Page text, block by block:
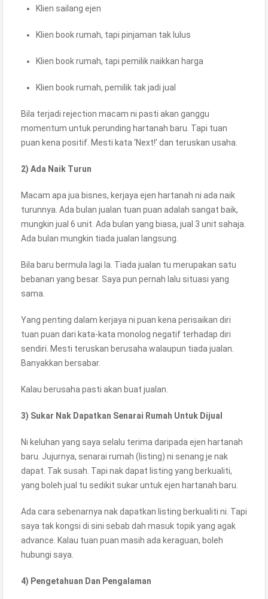
Klien sailang ejen
Klien book rumah, tapi pinjaman tak lulus
Klien book rumah, tapi pemilik naikkan harga
Klien book rumah, pemilik tak jadi jual
Bila terjadi rejection macam ni pasti akan ganggu
momentum untuk perunding hartanah baru. Tapi tuan
puan kena positif. Mesti kata ‘Next!’ dan teruskan usaha.
2) Ada Naik Turun
Macam apa jua bisnes, kerjaya ejen hartanah ni ada naik
turunnya. Ada bulan jualan tuan puan adalah sangat baik,
mungkin jual 6 unit. Ada bulan yang biasa, jual 3 unit sahaja.
Ada bulan mungkin tiada jualan langsung.
Bila baru bermula lagi la. Tiada jualan tu merupakan satu
bebanan yang besar. Saya pun pernah lalu situasi yang
sama.
Yang penting dalam kerjaya ni puan kena perisaikan diri
tuan puan dari kata-kata monolog negatif terhadap diri
sendiri. Mesti teruskan berusaha walaupun tiada jualan.
Banyakkan bersabar.
Kalau berusaha pasti akan buat jualan.
3) Sukar Nak Dapatkan Senarai Rumah Untuk Dijual
Ni keluhan yang saya selalu terima daripada ejen hartanah
baru. Jujurnya, senarai rumah (listing) ni senang je nak
dapat. Tak susah. Tapi nak dapat listing yang berkualiti,
yang boleh jual tu sedikit sukar untuk ejen hartanah baru.
Ada cara sebenarnya nak dapatkan listing berkualiti ni. Tapi
saya tak kongsi di sini sebab dah masuk topik yang agak
advance. Kalau tuan puan masih ada keraguan, boleh
hubungi saya.
4) Pengetahuan Dan Pengalaman